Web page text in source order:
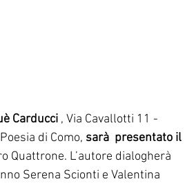
Carducci , Via Cavallotti 11 -
di Como, sarà  presentato il
Quattrone. L’autore dialogherà
Serena Scionti e Valentina